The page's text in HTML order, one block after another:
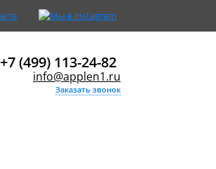
+7 (499) 113-24-82
info@applen1.ru
Заказать звонок